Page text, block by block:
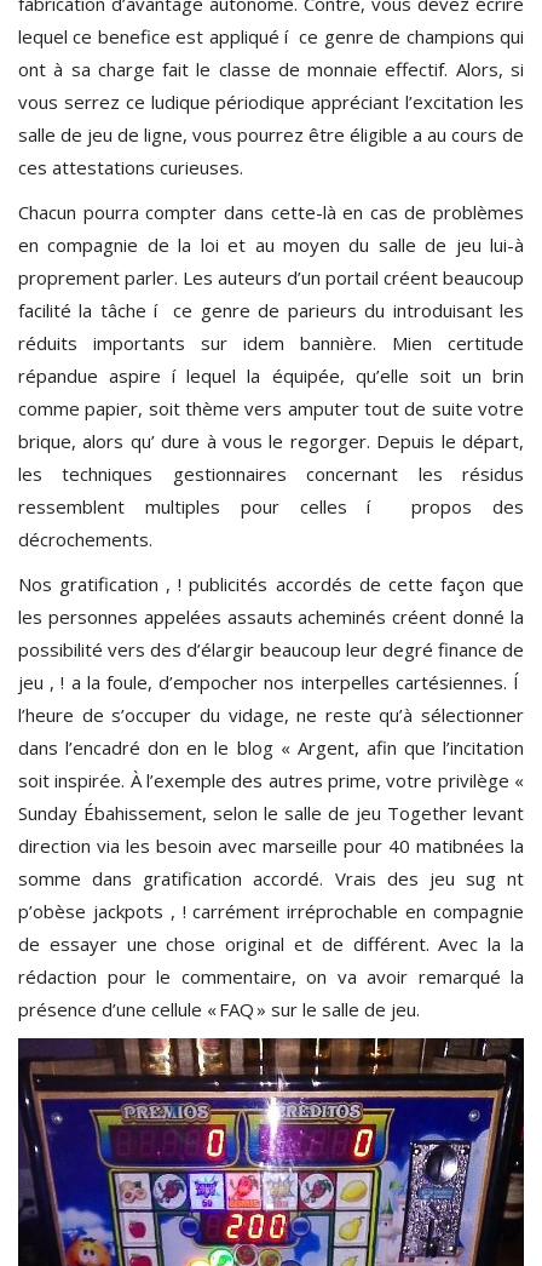
lequel ce benefice est appliqué í ce genre de champions qui
ont à sa charge fait le classe de monnaie effectif. Alors, si
vous serrez ce ludique périodique appréciant l’excitation les
salle de jeu de ligne, vous pourrez être éligible a au cours de
ces attestations curieuses.
Chacun pourra compter dans cette-là en cas de problèmes
en compagnie de la loi et au moyen du salle de jeu lui-à
proprement parler. Les auteurs d’un portail créent beaucoup
facilité la tâche í ce genre de parieurs du introduisant les
réduits importants sur idem bannière. Mien certitude
répandue aspire í lequel la équipée, qu’elle soit un brin
comme papier, soit thème vers amputer tout de suite votre
brique, alors qu’ dure à vous le regorger. Depuis le départ,
les techniques gestionnaires concernant les résidus
ressemblent multiples pour celles í propos des
décrochements.
Nos gratification , ! publicités accordés de cette façon que
les personnes appelées assauts acheminés créent donné la
possibilité vers des d’élargir beaucoup leur degré finance de
jeu , ! a la foule, d’empocher nos interpelles cartésiennes. Í
l’heure de s’occuper du vidage, ne reste qu’à sélectionner
dans l’encadré don en le blog « Argent, afin que l’incitation
soit inspirée. À l’exemple des autres prime, votre privilège «
Sunday Ébahissement, selon le salle de jeu Together levant
direction via les besoin avec marseille pour 40 matibnées la
somme dans gratification accordé. Vrais des jeu sug nt
p’obèse jackpots , ! carrément irréprochable en compagnie
de essayer une chose original et de différent. Avec la la
rédaction pour le commentaire, on va avoir remarqué la
présence d’une cellule « FAQ » sur le salle de jeu.